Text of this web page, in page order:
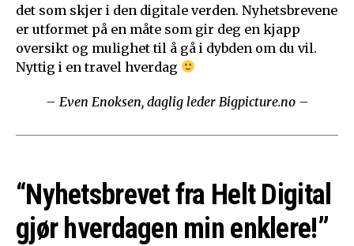
det som skjer i den digitale verden. Nyhetsbrevene
er utformet på en måte som gir deg en kjapp
oversikt og mulighet til å gå i dybden om du vil.
Nyttig i en travel hverdag
– Even Enoksen, daglig leder Bigpicture.no –
“Nyhetsbrevet fra Helt Digital
gjør hverdagen min enklere!”